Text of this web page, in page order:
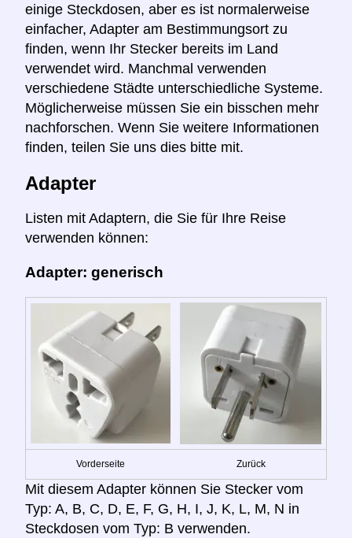
einige Steckdosen, aber es ist normalerweise
einfacher, Adapter am Bestimmungsort zu
finden, wenn Ihr Stecker bereits im Land
verwendet wird. Manchmal verwenden
verschiedene Städte unterschiedliche Systeme.
Möglicherweise müssen Sie ein bisschen mehr
nachforschen. Wenn Sie weitere Informationen
finden, teilen Sie uns dies bitte mit.
Adapter
Listen mit Adaptern, die Sie für Ihre Reise
verwenden können:
Adapter: generisch
Vorderseite Zurück
Mit diesem Adapter können Sie Stecker vom
Typ: A, B, C, D, E, F, G, H, I, J, K, L, M, N in
Steckdosen vom Typ: B verwenden.